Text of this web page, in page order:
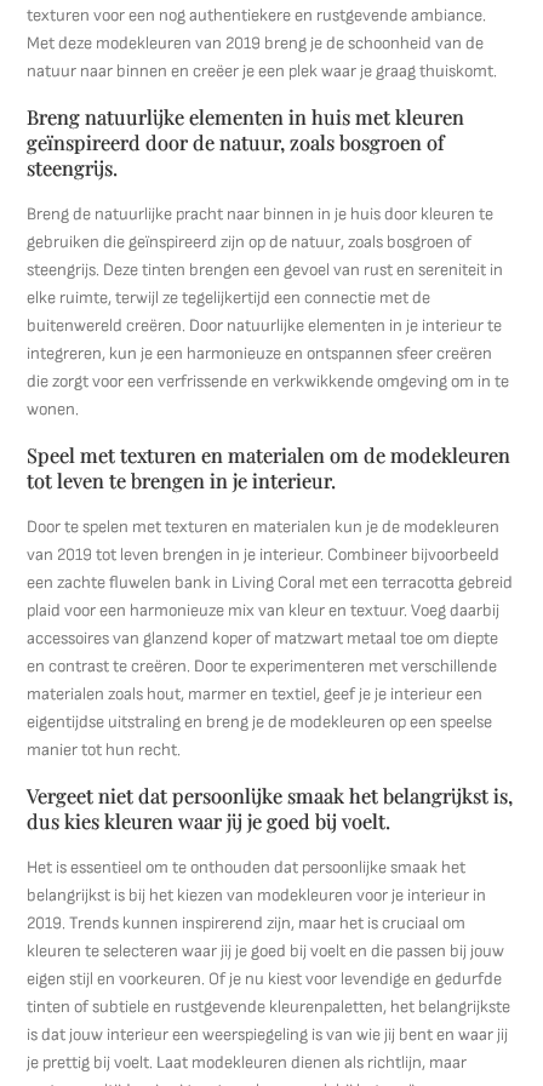
texturen voor een nog authentiekere en rustgevende ambiance.
Met deze modekleuren van 2019 breng je de schoonheid van de
natuur naar binnen en creëer je een plek waar je graag thuiskomt.
Breng natuurlijke elementen in huis met kleuren
geïnspireerd door de natuur, zoals bosgroen of
steengrijs.
Breng de natuurlijke pracht naar binnen in je huis door kleuren te
gebruiken die geïnspireerd zijn op de natuur, zoals bosgroen of
steengrijs. Deze tinten brengen een gevoel van rust en sereniteit in
elke ruimte, terwijl ze tegelijkertijd een connectie met de
buitenwereld creëren. Door natuurlijke elementen in je interieur te
integreren, kun je een harmonieuze en ontspannen sfeer creëren
die zorgt voor een verfrissende en verkwikkende omgeving om in te
wonen.
Speel met texturen en materialen om de modekleuren
tot leven te brengen in je interieur.
Door te spelen met texturen en materialen kun je de modekleuren
van 2019 tot leven brengen in je interieur. Combineer bijvoorbeeld
een zachte fluwelen bank in Living Coral met een terracotta gebreid
plaid voor een harmonieuze mix van kleur en textuur. Voeg daarbij
accessoires van glanzend koper of matzwart metaal toe om diepte
en contrast te creëren. Door te experimenteren met verschillende
materialen zoals hout, marmer en textiel, geef je je interieur een
eigentijdse uitstraling en breng je de modekleuren op een speelse
manier tot hun recht.
Vergeet niet dat persoonlijke smaak het belangrijkst is,
dus kies kleuren waar jij je goed bij voelt.
Het is essentieel om te onthouden dat persoonlijke smaak het
belangrijkst is bij het kiezen van modekleuren voor je interieur in
2019. Trends kunnen inspirerend zijn, maar het is cruciaal om
kleuren te selecteren waar jij je goed bij voelt en die passen bij jouw
eigen stijl en voorkeuren. Of je nu kiest voor levendige en gedurfde
tinten of subtiele en rustgevende kleurenpaletten, het belangrijkste
is dat jouw interieur een weerspiegeling is van wie jij bent en waar jij
je prettig bij voelt. Laat modekleuren dienen als richtlijn, maar